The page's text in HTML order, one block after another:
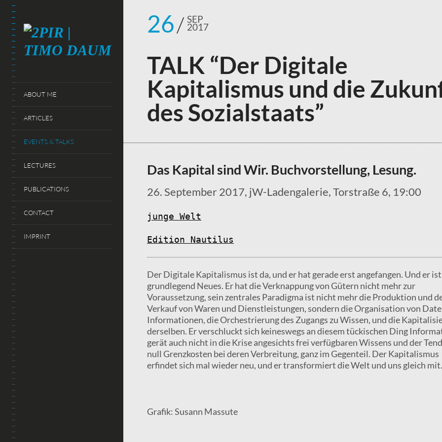
ABOUT ME
ARTICLES
EVENTS & TALKS
LECTURES
PUBLICATIONS
CONTACT
IMPRINT
26 SEP
2017
TALK “Der Digitale
Kapitalismus und die
des Sozialstaats”
Das Kapital sind Wir. Buchvorstellung, Lesung.
26. September 2017, jW-Ladengalerie, Torstraße 6, 19:00
junge Welt
Edition Nautilus
Der Digitale Kapitalismus ist da, und er hat gerade erst angefangen. Und er
grundlegend Neues. Er hat die Verknappung von Gütern nicht mehr zur
Voraussetzung, sein zentrales Paradigma ist nicht mehr die Produktion und
Verkauf von Waren und Dienstleistungen, sondern die Organisation von
Informationen, die Orchestrierung des Zugangs zu Wissen, und die
derselben. Er verschluckt sich keineswegs an diesem tückischen Ding
gerät auch nicht in die Krise angesichts frei verfügbaren Wissens und der
null Grenzkosten bei deren Verbreitung, ganz im Gegenteil. Der Kapitalismus
erfindet sich mal wieder neu, und er transformiert die Welt und uns gleich mit.
Grafik: Susann Massute